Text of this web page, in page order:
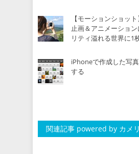
【モーションショッ
止画＆アニメーショ
リティ溢れる世界に1
iPhoneで作成した写
する
関連記事 powered by カメ